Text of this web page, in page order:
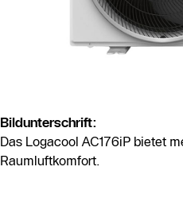
Bildunterschrift:
Das Logacool AC176iP bietet
Raumluftkomfort.